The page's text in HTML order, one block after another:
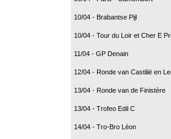
10/04 - Brabantse Pijl
10/04 - Tour du Loir et Cher E
11/04 - GP Denain
12/04 - Ronde van Castilië en
13/04 - Ronde van de Finistère
13/04 - Trofeo Edil C
14/04 - Tro-Bro Léon